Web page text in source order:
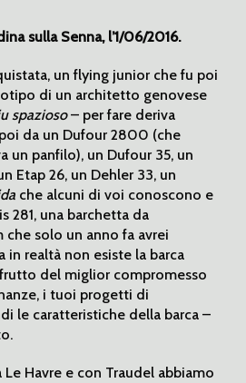
sulla Senna, l’1/06/2016.
un flying junior che fu poi
di un architetto genovese
spazioso– per fare deriva
da un Dufour 2800 (che
un panfilo), un Dufour 35, un
Etap 26, un Dehler 33, un
che alcuni di voi conoscono e
281, una barchetta da
che solo un anno fa avrei
in realtà non esiste la barca
del miglior compromesso
i tuoi progetti di
le caratteristiche della barca –
Le Havre e con Traudel abbiamo